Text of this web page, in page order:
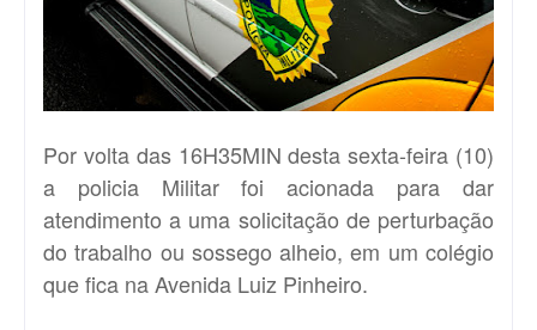
Por volta das 16H35MIN desta sexta-feira (10)
a policia Militar foi acionada para dar
atendimento a uma solicitação de perturbação
do trabalho ou sossego alheio, em um colégio
que fica na Avenida Luiz Pinheiro.